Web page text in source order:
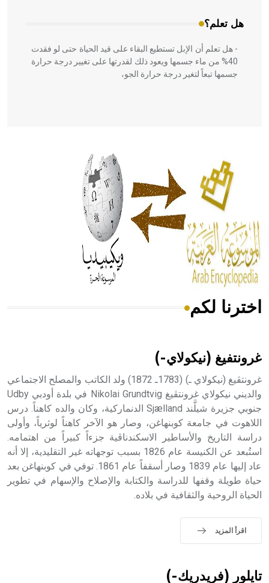
هل تعلم؟
- هل تعلم أن الإبل تستطيع البقاء على قيد الحياة حتى لو فقدت
40% من ماء جسمها ويعود ذلك لقدرتها على تغيير درجة حرارة
جسمها تبعاً لتغير درجة حرارة الجو،
الحكم، الأدلة، تنظيم التغذية، ورسالته في جروح الرأس. ويعود
له الفضل بأنه حرر الطب من الدين والفلسفة.
- هل تعلم أن المرجان إفراز حيواني يتكون في البحر ويتركب
من مادة كربونات الكلسيوم، وهو أحمر أو شديد الحمرة وهو
أجود أنواعه، ويمتاز بكبر الحجم ويسمى الش
هل تعلم أن الأبسيد كلمة فرنسية اللفظ تم اعتمادها مصطلحاً
- هل تعلم أن أبجر Abgar اسم معروف جيداً يعود إلى عدد من
الملوك الذين حكموا مدينة إديسا (الرها) من أبجر الأول وحتى
التاسع، وهم ينتسبون إلى أسرة أوسروين
حيث تقتصر القيمة الصوتية للعلامة الك
اخترنا لكم
غرونتفيغ (نيكولاي-)
غرونتڤيغ (نيكولاي ـ) (1783ـ 1872) ولد الكاتب والمصلح الاجتماعي
والديني نيكولاي غرونتڤيغ Nikolai Grundtvig في بلدة أودبي Udby
جنوبي جزيرة شيلَّند Sjælland الدنماركية، وكان والده كاهناً. درس
اللاهوت في جامعة كوبنهاغن، وصار هو الآخر كاهناً لوثرياً، وأولى
دراسة التاريخ والأساطير الاسكندناڤية جزءاً كبيراً من اهتمامه.
استُبعد عن الكنيسة عام 1826 بسبب توجهاته غير التقليدية، إلا أنه
عاد إليها عام 1839 وصار أسقفاً عام 1861. توفي في كوبنهاغن بعد
حياة طويلة وقفها للدراسة والكتابة والإصلاح والإسهام في تطوير
الحياة الروحية والثقافية في بلاده.
اقرأ المزيد
تايلور (فريدريك-)